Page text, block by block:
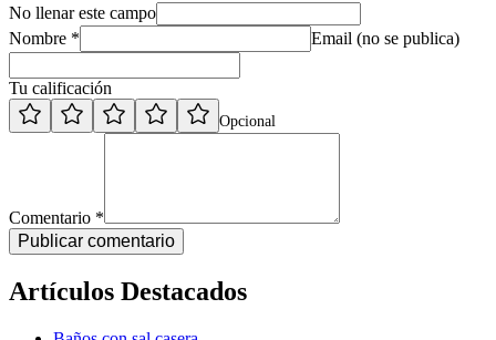
No llenar este campo
Nombre *
Tu calificación
Comentario *
Publicar comentario